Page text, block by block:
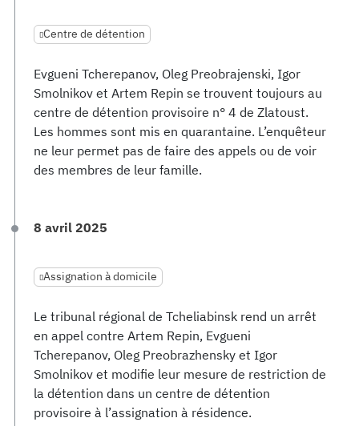
Centre de détention
Evgueni Tcherepanov, Oleg Preobrajenski, Igor
Smolnikov et Artem Repin se trouvent toujours au
centre de détention provisoire n° 4 de Zlatoust.
Les hommes sont mis en quarantaine. L’enquêteur
ne leur permet pas de faire des appels ou de voir
des membres de leur famille.
8 avril 2025
Assignation à domicile
Le tribunal régional de Tcheliabinsk rend un arrêt
en appel contre Artem Repin, Evgueni
Tcherepanov, Oleg Preobrazhensky et Igor
Smolnikov et modifie leur mesure de restriction de
la détention dans un centre de détention
provisoire à l’assignation à résidence.